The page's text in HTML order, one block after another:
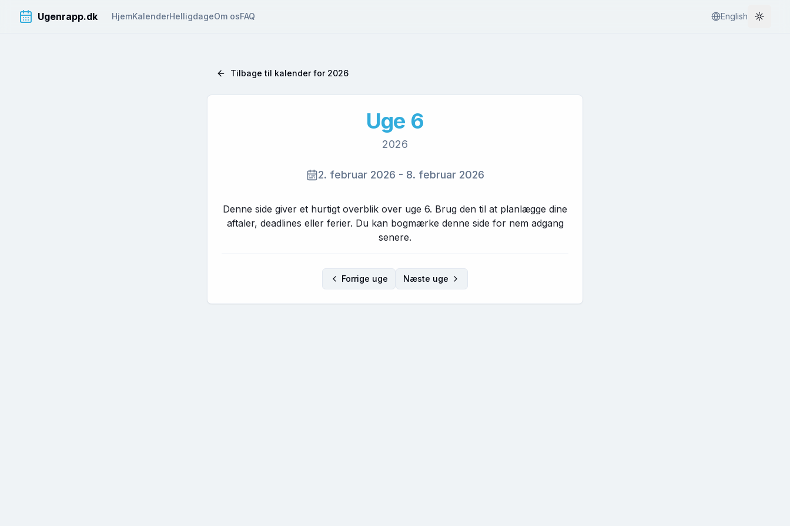
Ugenrapp.dk HjemKalenderHelligdageOm osFAQ English Toggle
Tilbage til kalender for 2026
Uge 6
2026
2. februar 2026 - 8. februar 2026
Denne side giver et hurtigt overblik over uge 6. Brug den til at planlægge dine
aftaler, deadlines eller ferier. Du kan bogmærke denne side for nem adgang
senere.
Forrige uge Næste uge